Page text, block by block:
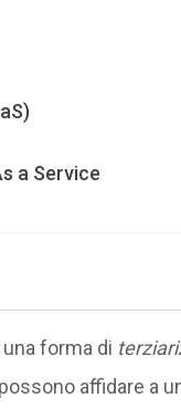
a Service
forma di
affidare a